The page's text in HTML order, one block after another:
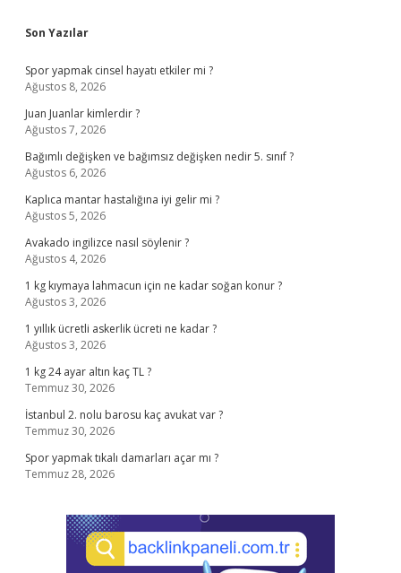
Sidebar
Son Yazılar
Spor yapmak cinsel hayatı etkiler mi ?
Ağustos 8, 2026
Juan Juanlar kimlerdir ?
Ağustos 7, 2026
Bağımlı değişken ve bağımsız değişken nedir 5. sınıf ?
Ağustos 6, 2026
Kaplıca mantar hastalığına iyi gelir mi ?
Ağustos 5, 2026
Avakado ingilizce nasıl söylenir ?
Ağustos 4, 2026
1 kg kıymaya lahmacun için ne kadar soğan konur ?
Ağustos 3, 2026
1 yıllık ücretli askerlik ücreti ne kadar ?
Ağustos 3, 2026
1 kg 24 ayar altın kaç TL ?
Temmuz 30, 2026
İstanbul 2. nolu barosu kaç avukat var ?
Temmuz 30, 2026
Spor yapmak tıkalı damarları açar mı ?
Temmuz 28, 2026